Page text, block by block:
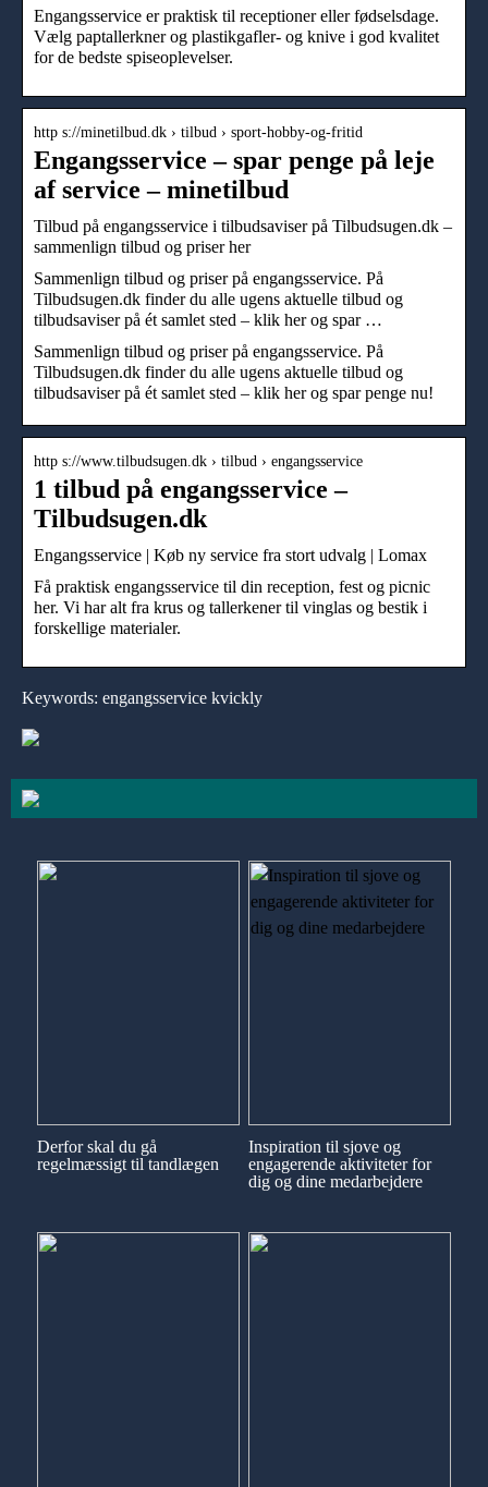
Engangsservice er praktisk til receptioner eller fødselsdage.
Vælg paptallerkner og plastikgafler- og knive i god kvalitet
for de bedste spiseoplevelser.
http s://minetilbud.dk › tilbud › sport-hobby-og-fritid
Engangsservice – spar penge på leje
af service – minetilbud
Tilbud på engangsservice i tilbudsaviser på Tilbudsugen.dk –
sammenlign tilbud og priser her
Sammenlign tilbud og priser på engangsservice. På
Tilbudsugen.dk finder du alle ugens aktuelle tilbud og
tilbudsaviser på ét samlet sted – klik her og spar …
Sammenlign tilbud og priser på engangsservice. På
Tilbudsugen.dk finder du alle ugens aktuelle tilbud og
tilbudsaviser på ét samlet sted – klik her og spar penge nu!
http s://www.tilbudsugen.dk › tilbud › engangsservice
1 tilbud på engangsservice –
Tilbudsugen.dk
Engangsservice | Køb ny service fra stort udvalg | Lomax
Få praktisk engangsservice til din reception, fest og picnic
her. Vi har alt fra krus og tallerkener til vinglas og bestik i
forskellige materialer.
Keywords: engangsservice kvickly
Derfor skal du gå
regelmæssigt til tandlægen
Inspiration til sjove og
engagerende aktiviteter for
dig og dine medarbejdere